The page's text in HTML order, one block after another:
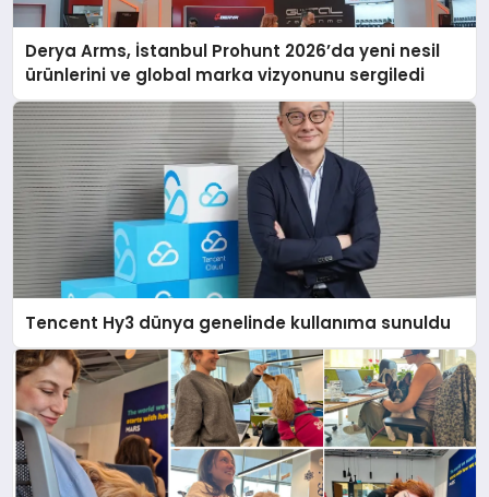
Derya Arms, İstanbul Prohunt 2026’da yeni nesil
ürünlerini ve global marka vizyonunu sergiledi
Tencent Hy3 dünya genelinde kullanıma sunuldu